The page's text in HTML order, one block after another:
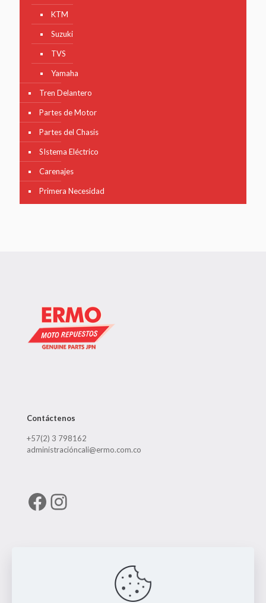
KTM
Suzuki
TVS
Yamaha
Tren Delantero
Partes de Motor
Partes del Chasis
SIstema Eléctrico
Carenajes
Primera Necesidad
Contáctenos
+57(2) 3 798162
administracióncali@ermo.com.co
Facebook
Instagram